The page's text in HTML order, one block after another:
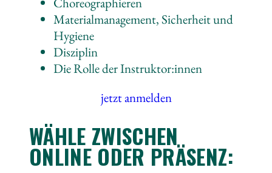
Materialmanagement, Sicherheit und
Hygiene
Disziplin
Die Rolle der Instruktor:innen
jetzt anmelden
WÄHLE ZWISCHEN
ONLINE ODER PRÄSENZ: